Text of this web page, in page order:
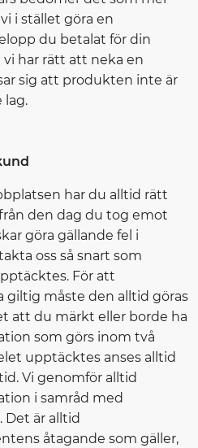
i stället göra en
du betalat för din
har rätt att neka en
sig att produkten inte är
lag.
har du alltid rätt
den dag du tog emot
göra gällande fel i
oss så snart som
För att
giltig måste den alltid göras
att du märkt eller borde ha
som görs inom två
upptäcktes anses alltid
Vi genomför alltid
i samråd med
Det är alltid
åtagande som gäller,